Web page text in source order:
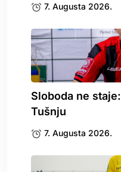
7. Augusta 2026.
Sloboda ne
Tušnju
7. Augusta 2026.